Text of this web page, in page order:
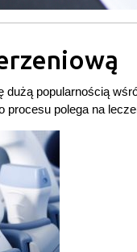
dużą popularnością
procesu polega na